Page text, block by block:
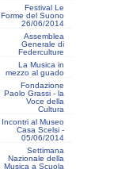
Festival Le
Forme del Suono
26/06/2014
Assemblea
Generale di
Federculture
La Musica in
mezzo al guado
Fondazione
Paolo Grassi - la
Voce della
Cultura
Incontri al Museo
Casa Scelsi -
05/06/2014
Settimana
Nazionale della
Musica a Scuola